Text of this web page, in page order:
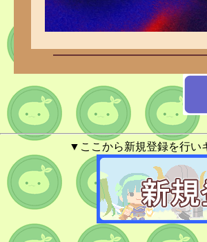
▼ここから新規登録を行い